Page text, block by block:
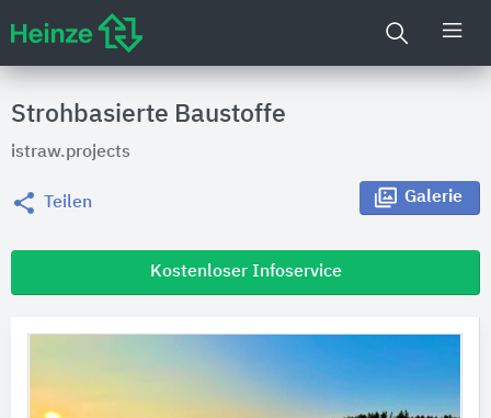
Strohbasierte Baustoffe
istraw.projects
Teilen Galerie
Kostenloser Infoservice